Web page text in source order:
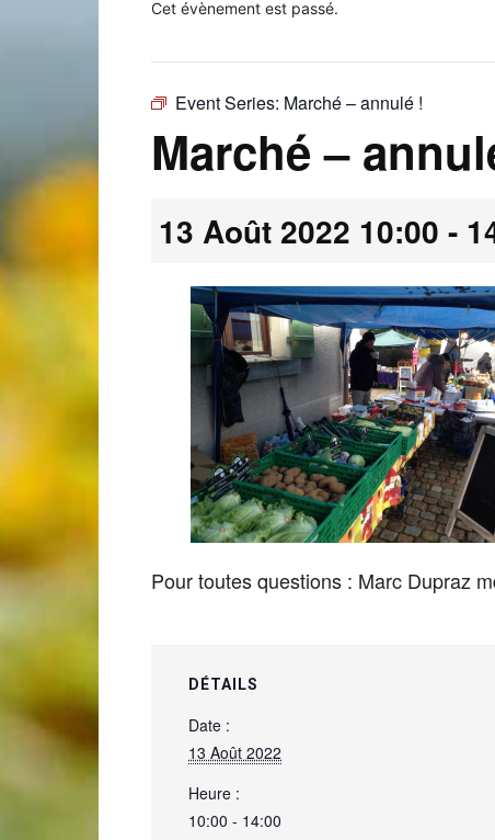
Laconnex
Cet évènement est passé.
Event Series: Marché – annulé !
Marché –
13 Août 2022 10:00 -
Pour toutes questions : Marc Dupraz
DÉTAILS
Date :
13 Août 2022
Heure :
10:00 - 14:00